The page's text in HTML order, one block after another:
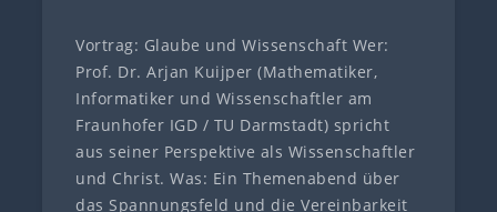
Vortrag: Glaube und Wissenschaft Wer:
Prof. Dr. Arjan Kuijper (Mathematiker,
Informatiker und Wissenschaftler am
Fraunhofer IGD / TU Darmstadt) spricht
aus seiner Perspektive als Wissenschaftler
und Christ. Was: Ein Themenabend über
das Spannungsfeld und die Vereinbarkeit